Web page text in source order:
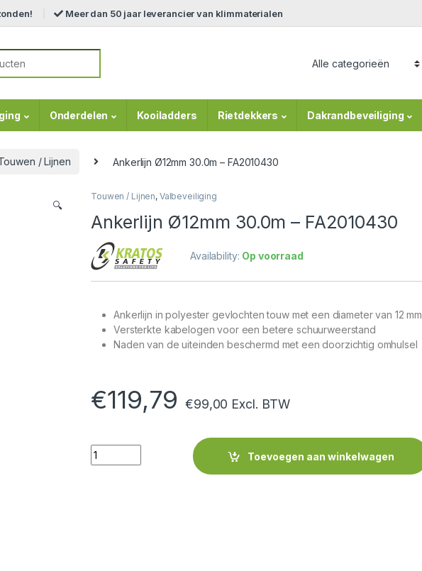
Meer dan 50 jaar leverancier van klimmaterialen
Onderdelen Kooiladders Rietdekkers Dakrandbeveiliging
/ Lijnen Ankerlijn Ø12mm 30.0m – FA2010430
🔍
Touwen / Lijnen, Valbeveiliging
Ankerlijn Ø12mm 30.0m – FA2010430
Availability: Op voorraad
Ankerlijn in polyester gevlochten touw met een diameter van 12 mm
Versterkte kabelogen voor een betere schuurweerstand
Naden van de uiteinden beschermd met een doorzichtig omhulsel
€119,79 €99,00 Excl. BTW
Quantity
Toevoegen aan winkelwagen